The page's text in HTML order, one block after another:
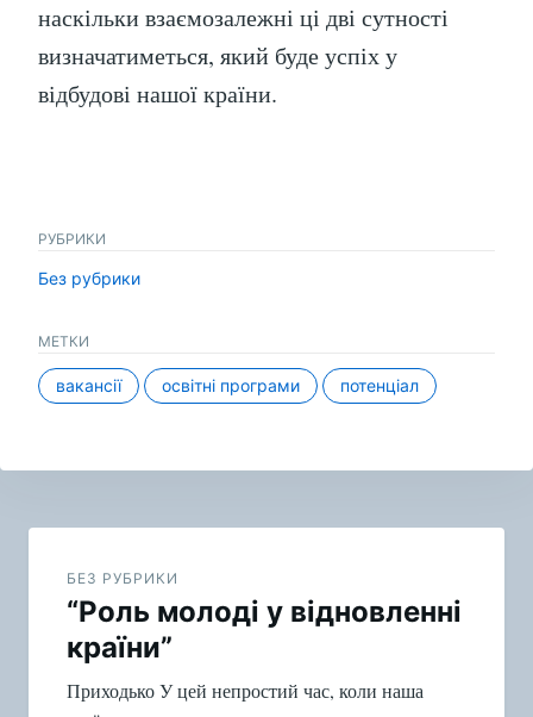
наскільки взаємозалежні ці дві сутності
визначатиметься, який буде успіх у
відбудові нашої країни.
РУБРИКИ
Без рубрики
МЕТКИ
вакансії освітні програми потенціал
Навигация
записям
БЕЗ РУБРИКИ
“Роль молоді у відновленні
країни”
Приходько У цей непростий час, коли наша